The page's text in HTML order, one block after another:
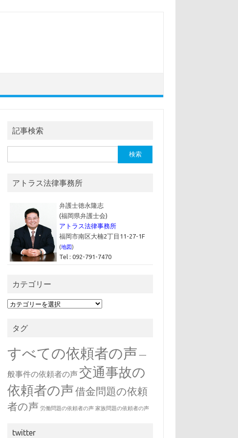
記事検索
索:
アトラス法律事務所
弁護士徳永隆志
(福岡県弁護士会)
アトラス法律事務所
福岡市南区大楠2丁目11-27-1F
(地図)
Tel : 092-791-7470
カテゴリー
カ
リタグ
すべての依頼者の声 一
般事件の依頼者の声 交通事故の
依頼者の声借金問題の依頼
者の声 労働問題の依頼者の声 家族問題の依頼者の声
twitter